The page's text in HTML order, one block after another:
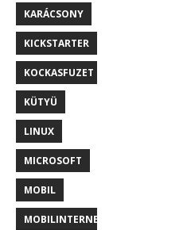
KARÁCSONY
KICKSTARTER
KOCKASFUZET
KÜTYÜ
LINUX
MICROSOFT
MOBIL
MOBILINTERNET